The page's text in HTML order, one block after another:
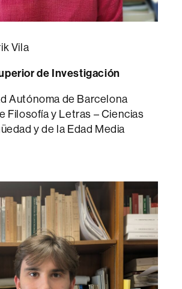
Vila
de Investigación
Autónoma de Barcelona
Filosofía y Letras – Ciencias
y de la Edad Media